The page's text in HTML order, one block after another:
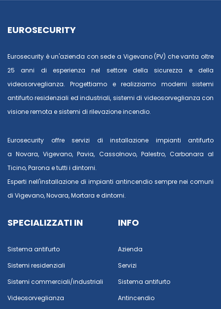
EUROSECURITY
Eurosecurity è un'azienda con sede a Vigevano (PV) che vanta oltre
25 anni di esperienza nel settore della sicurezza e della
videosorveglianza. Progettiamo e realizziamo moderni sistemi
antifurto residenziali ed industriali, sistemi di videosorveglianza con
visione remota e sistemi di rilevazione incendio.
Eurosecurity offre servizi di installazione impianti antifurto
aNovara,Vigevano,Pavia, Cassolnovo, Palestro, Carbonara al
Ticino,Parona e tutti i dintorni.
Esperti nell'installazione di impianti antincendio sempre nei comuni
di Vigevano,Novara,Mortara e dintorni.
SPECIALIZZATI IN
Sistema antifurto
Sistemi residenziali
Sistemi commerciali/industriali
Videosorveglianza
INFO
Azienda
Servizi
Sistema antifurto
Antincendio